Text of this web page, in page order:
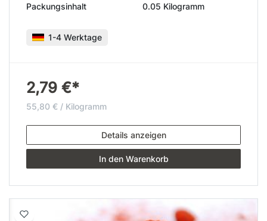
Packungsinhalt 0.05 Kilogramm
1-4 Werktage
2,79 €*
55,80 € / Kilogramm
Details anzeigen
In den Warenkorb